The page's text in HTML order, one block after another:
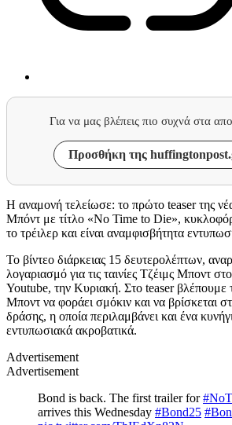
Για να μας βλέπεις πιο συχνά στα
Προσθήκη της
Η αναμονή τελείωσε: το πρώτο teaser της
Μπόντ με τίτλο «No Time to Die»,
το τρέιλερ και είναι αναμφισβήτητα
Το βίντεο διάρκειας 15 δευτερολέπτων,
λογαριασμό για τις ταινίες Τζέιμς Μποντ
Youtube, την Κυριακή. Στο teaser βλέπουμε
Μποντ να φοράει σμόκιν και να βρίσκεται
δράσης, η οποία περιλαμβάνει και ένα
εντυπωσιακά ακροβατικά.
Advertisement
Advertisement
Bond is back. The first trailer for
arrives this Wednesday #Bond25